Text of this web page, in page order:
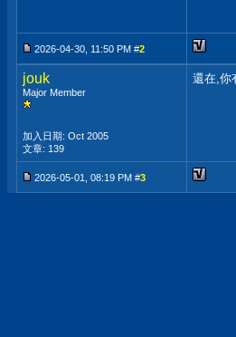
2026-04-30, 11:50 PM #2
jouk
Major Member
加入日期: Oct 2005
文章: 139
還在,你
2026-05-01, 08:19 PM #3